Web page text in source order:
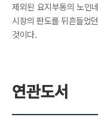
제외된 요지부동의 노인
시장의 판도를 뒤흔들었
것이다.
연관도서